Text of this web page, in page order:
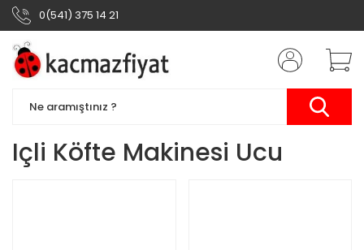
0(541) 375 14 21
Içli Köfte Makinesi Ucu